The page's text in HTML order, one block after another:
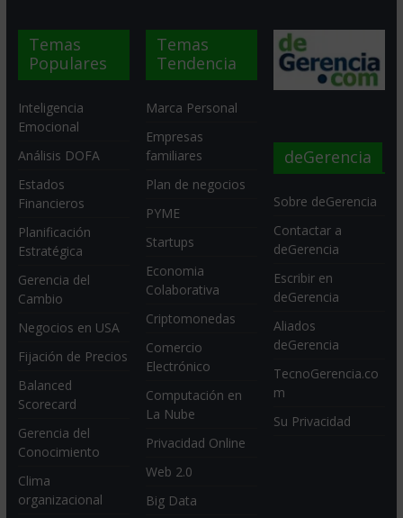
Temas
Populares
Inteligencia
Emocional
Análisis DOFA
Estados
Financieros
Planificación
Estratégica
Gerencia del
Cambio
Negocios en USA
Fijación de Precios
Balanced
Scorecard
Gerencia del
Conocimiento
Clima
organizacional
Temas
Tendencia
Marca Personal
Empresas
familiares
Plan de negocios
PYME
Startups
Economia
Colaborativa
Criptomonedas
Comercio
Electrónico
Computación en
La Nube
Privacidad Online
Web 2.0
Big Data
deGerencia
Sobre deGerencia
Contactar a
deGerencia
Escribir en
deGerencia
Aliados
deGerencia
TecnoGerencia.co
m
Su Privacidad